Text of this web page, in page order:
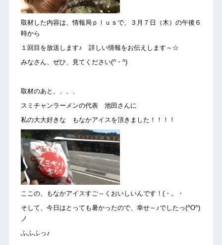
取材した内容は、情報局ｐｌｕｓで、３月７日（木）の午後６
時から
１回目を放送します♪ 詳しい情報をお伝えします～☆
みなさん、ぜひ、見てください(^・^)
取材のあと、、、、
スミチャンラーメンの代表 池田さんに
私の大大好きな もなかアイスを頂きました！！！！
ここの、もなかアイスすご～くおいしいんです！(・。・
そして、今日はとっても暑かったので、幸せ～♪でしたっ(^O^)
ノ
ふふふっ♪